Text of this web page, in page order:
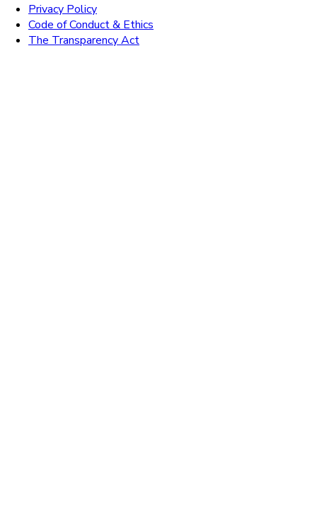
Privacy Policy
Code of Conduct & Ethics
The Transparency Act